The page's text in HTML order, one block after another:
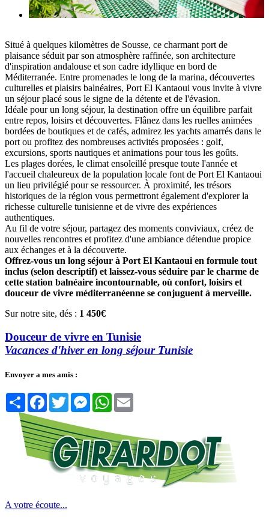
Situé à quelques kilomètres de Sousse, ce charmant port de
plaisance séduit par son atmosphère raffinée, son architecture
d'inspiration andalouse et son cadre idyllique en bord de
Méditerranée. Entre promenades le long de la marina, découvertes
culturelles et plaisirs balnéaires, Port El Kantaoui vous invite à vivre
un séjour placé sous le signe de la détente et de l'évasion.
Idéale pour un long séjour, la destination offre un équilibre parfait
entre repos, loisirs et découvertes. Flânez dans les ruelles animées
bordées de boutiques et de cafés, admirez les yachts amarrés dans le
port ou profitez des nombreuses activités proposées : golf,
excursions, sports nautiques et animations pour tous les goûts.
Les plages dorées, le climat ensoleillé presque toute l'année et
l'accueil chaleureux de la population locale font de Port El Kantaoui
un lieu privilégié pour se ressourcer. À proximité, les trésors
historiques de la région vous permettront également d'explorer la
richesse culturelle tunisienne et de vivre des expériences
authentiques.
Au fil de votre séjour, partagez des moments conviviaux, créez de
nouvelles rencontres et profitez d'une ambiance détendue propice
aux échanges et à la découverte.
Offrez-vous un long séjour à Port El Kantaoui en formule tout
inclus (selon descriptif) et laissez-vous séduire par le charme de
cette station balnéaire incontournable, où confort, loisirs et
douceur de vivre méditerranéenne se conjuguent à merveille.
Sur notre site, dés : 1 450€
Douceur de vivre en Tunisie
Vacances d'hiver en long séjour Tunisie
Envoyer a mes amis :
PartagerFacebook
TwitterMessengerWhatsApp
A votre écoute...